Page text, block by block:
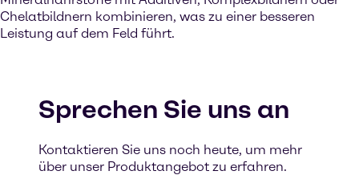
Chelatbildnern kombinieren, was zu einer besseren
Leistung auf dem Feld führt.
Sprechen Sie uns an
Kontaktieren Sie uns noch heute, um mehr
über unser Produktangebot zu erfahren.